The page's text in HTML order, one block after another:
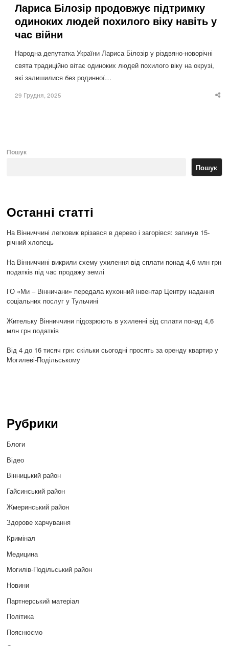
Лариса Білозір продовжує підтримку
одиноких людей похилого віку навіть у
час війни
Народна депутатка України Лариса Білозір у різдвяно-новорічні
свята традиційно вітає одиноких людей похилого віку на окрузі,
які залишилися без родинної…
29 Грудня, 2025
Пошук
Пошук
Останні статті
На Вінниччині легковик врізався в дерево і загорівся: загинув 15-
річний хлопець
На Вінниччині викрили схему ухилення від сплати понад 4,6 млн грн
податків під час продажу землі
ГО «Ми – Вінничани» передала кухонний інвентар Центру надання
соціальних послуг у Тульчині
Жительку Вінниччини підозрюють в ухиленні від сплати понад 4,6
млн грн податків
Від 4 до 16 тисяч грн: скільки сьогодні просять за оренду квартир у
Могилеві-Подільському
Рубрики
Блоги
Відео
Вінницький район
Гайсинський район
Жмеринський район
Здорове харчування
Кримінал
Медицина
Могилів-Подільський район
Новини
Партнерський матеріал
Політика
Пояснюємо